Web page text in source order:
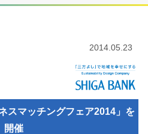
2014.05.23
スマッチングフェア2014」を
開催